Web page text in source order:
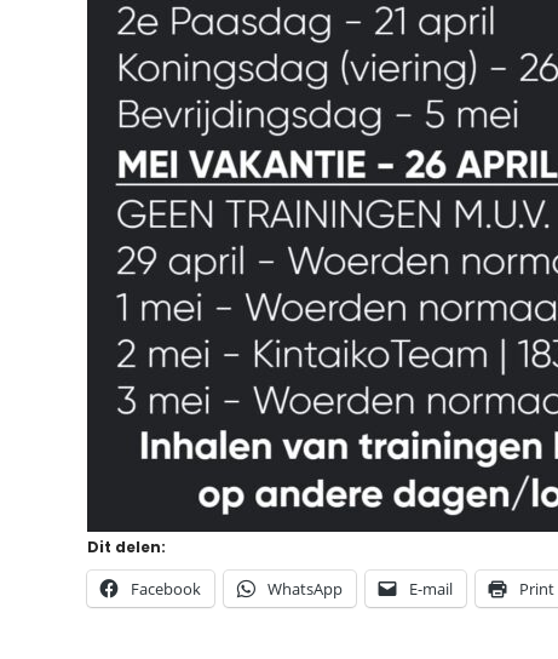
Dit delen:
Facebook WhatsApp E-mail Print